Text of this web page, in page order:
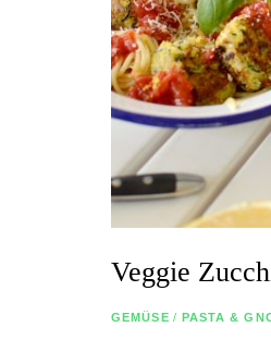
Veggie
GEMÜSE / PASTA &